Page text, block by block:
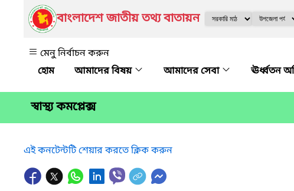
বাংলাদেশ জাতীয় তথ্য বাতায়ন
মেনু নির্বাচন করুন
আমাদের বিষয়
আমাদের সেবা ঊর্ধ্বতন
স্বাস্থ্য কমপ্লেক্স
এই কনটেন্টটি শেয়ার করতে ক্লিক করুন